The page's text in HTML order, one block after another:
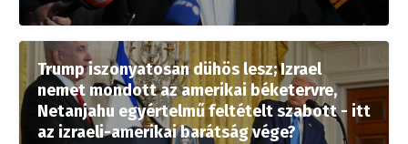
Trump iszonyatosan dühös lesz; Izrael
nemet mondott az amerikai béketervre,
Netanjahu egyértelmű feltételt szabott - itt
az izraeli-amerikai barátság vége?